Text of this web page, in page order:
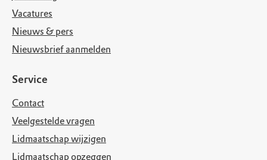
Vacatures
Nieuws & pers
Nieuwsbrief aanmelden
Service
Contact
Veelgestelde vragen
Lidmaatschap wijzigen
Lidmaatschap opzeggen